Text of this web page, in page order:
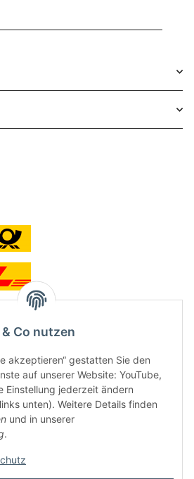
wir ein Ladengeschäft in Hütten:
Co nutzen
akzeptieren“ gestatten Sie den
auf unserer Website: YouTube,
Einstellung jederzeit ändern
unten). Weitere Details finden
und in unserer
.